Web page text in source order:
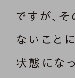
ですが、
ないこと
状態になっ